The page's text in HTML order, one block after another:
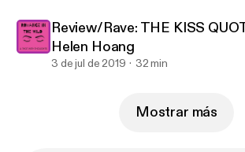
Review/Rave: THE KISS
Helen Hoang
3 de jul de 2019 32 min
Mostrar más